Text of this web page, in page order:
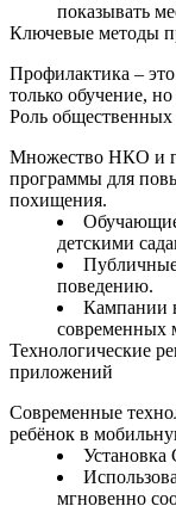
показывать
Ключевые методы
Профилактика –
только обучение,
Роль
Множество НКО и
программы для
похищения.
детскими
поведению.
Кампании
современных
Технологические
приложений
Современные
ребёнок в
Установка
мгновенно